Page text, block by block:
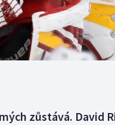
Plážový volejbal
zůstává. David